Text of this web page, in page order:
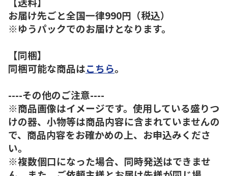
お届け先ごと全国一律990円（税込）
※ゆうパックでのお届けとなります。
【同梱】
同梱可能な商品はこちら。
----その他のご注意----
※商品画像はイメージです。使用している盛りつ
けの器、小物等は商品内容に含まれていませんの
で、商品内容をお確かめの上、お申込みくださ
い。
※複数個口になった場合、同時発送はできませ